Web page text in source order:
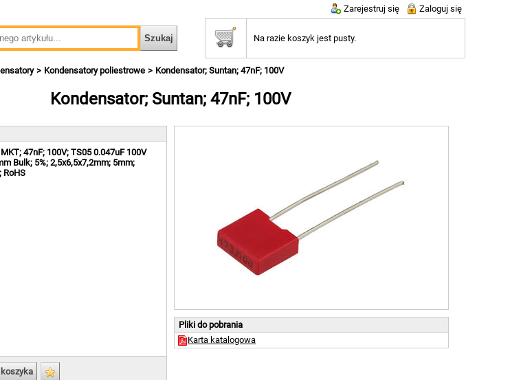
Zarejestruj się Zaloguj się
Na razie koszyk jest pusty.
Kondensatory poliestrowe Kondensator; Suntan; 47nF; 100V
Kondensator; Suntan; 47nF; 100V
Pliki do pobrania
Karta katalogowa
47nF; 100V; TS05 0.047uF 100V
Bulk; 5%; 2,5x6,5x7,2mm; 5mm;
RoHS
koszyka